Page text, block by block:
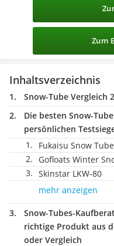
Zum
Inhaltsverzeichnis
Snow-Tube Vergleich
Die besten Snow-
persönlichen
Fukaisu Snow Tube
Gofloats Winter
Skinstar LKW-80
mehr anzeigen
Snow-Tubes-
richtige Produkt aus
oder Vergleich